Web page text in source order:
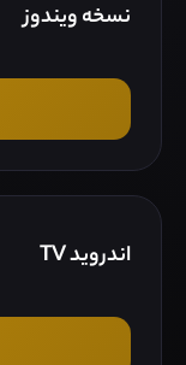
نسخه ویندوز
اندروید TV